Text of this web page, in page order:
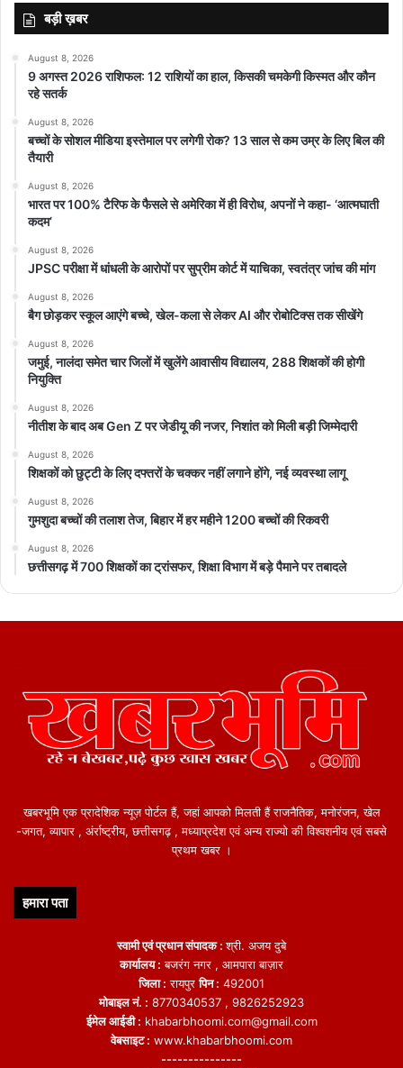
featured
बड़ी ख़बर
August 8, 2026
9 अगस्त 2026 राशिफल: 12 राशियों का हाल, किसकी चमकेगी किस्मत और कौन
रहे सतर्क
August 8, 2026
बच्चों के सोशल मीडिया इस्तेमाल पर लगेगी रोक? 13 साल से कम उम्र के लिए बिल की
तैयारी
August 8, 2026
भारत पर 100% टैरिफ के फैसले से अमेरिका में ही विरोध, अपनों ने कहा- ‘आत्मघाती
कदम’
August 8, 2026
JPSC परीक्षा में धांधली के आरोपों पर सुप्रीम कोर्ट में याचिका, स्वतंत्र जांच की मांग
August 8, 2026
बैग छोड़कर स्कूल आएंगे बच्चे, खेल-कला से लेकर AI और रोबोटिक्स तक सीखेंगे
August 8, 2026
जमुई, नालंदा समेत चार जिलों में खुलेंगे आवासीय विद्यालय, 288 शिक्षकों की होगी
नियुक्ति
August 8, 2026
नीतीश के बाद अब Gen Z पर जेडीयू की नजर, निशांत को मिली बड़ी जिम्मेदारी
August 8, 2026
शिक्षकों को छुट्टी के लिए दफ्तरों के चक्कर नहीं लगाने होंगे, नई व्यवस्था लागू
August 8, 2026
गुमशुदा बच्चों की तलाश तेज, बिहार में हर महीने 1200 बच्चों की रिकवरी
August 8, 2026
छत्तीसगढ़ में 700 शिक्षकों का ट्रांसफर, शिक्षा विभाग में बड़े पैमाने पर तबादले
खबरभूमि एक प्रादेशिक न्यूज़ पोर्टल हैं, जहां आपको मिलती हैं राजनैतिक, मनोरंजन, खेल
-जगत, व्यापार , अंर्राष्ट्रीय, छत्तीसगढ़ , मध्याप्रदेश एवं अन्य राज्यो की विश्वशनीय एवं सबसे
प्रथम खबर ।
हमारा पता
स्वामी एवं प्रधान संपादक :श्री. अजय दुबे
कार्यालय : बजरंग नगर , आमपारा बाज़ार
जिला : रायपुरपिन : 492001
मोबाइल नं. : 8770340537 , 9826252923
ईमेल आईडी : khabarbhoomi.com@gmail.com
वेबसाइट : www.khabarbhoomi.com
---------------